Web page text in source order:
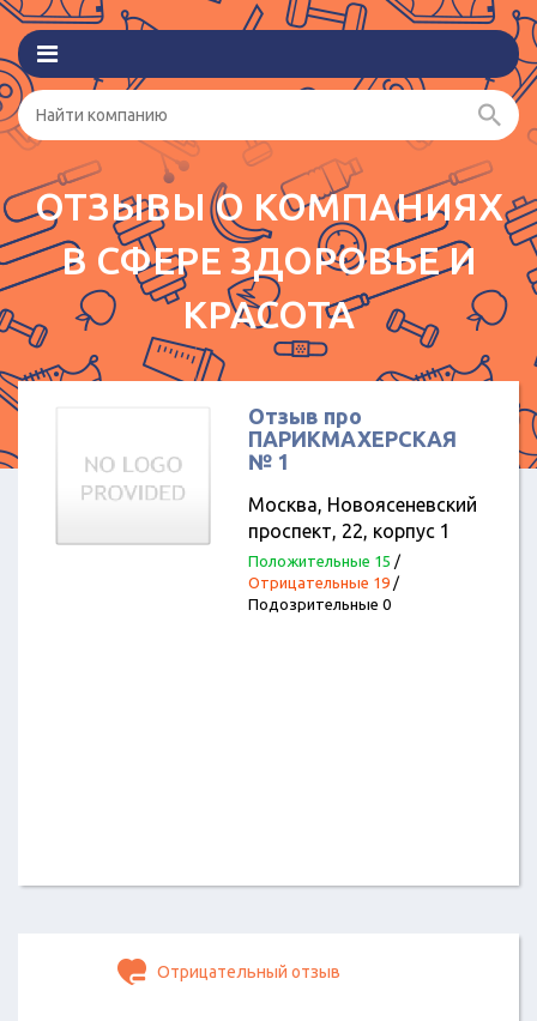
ОТЗЫВЫ О КОМПАНИЯХ
В СФЕРЕ ЗДОРОВЬЕ И
КРАСОТА
Отзыв про
ПАРИКМАХЕРСКАЯ
№ 1
Москва, Новоясеневский
проспект, 22, корпус 1
Положительные 15 /
Отрицательные 19/
Подозрительные 0
Отрицательный отзыв